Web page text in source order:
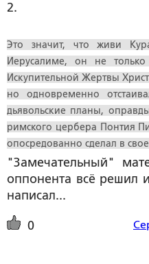
2.
Это значит, что живи
Иерусалиме, он не
Искупительной Жертвы
но одновременно
дьявольские планы,
римского цербера Понтия
опосредованно сделал в
"Замечательный"
оппонента всё решил
написал...
0